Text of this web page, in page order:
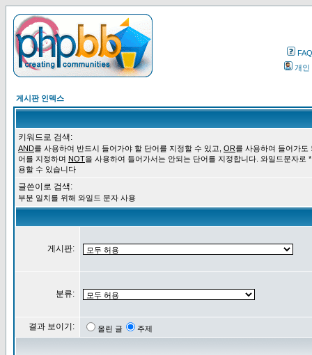
FAQ
개인
게시판 인덱스
키워드로 검색:
AND를 사용하여 반드시 들어가야 할 단어를 지정할 수 있고, OR를 사용하여 들어가도
어를 지정하며 NOT을 사용하여 들어가서는 안되는 단어를 지정합니다. 와일드문자로
용할 수 있습니다
글쓴이로 검색:
부분 일치를 위해 와일드 문자 사용
게시판:
분류:
결과 보이기: 올린 글 주제